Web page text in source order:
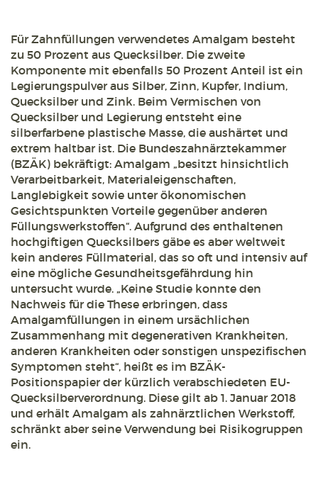
Für Zahnfüllungen verwendetes Amalgam besteht
zu 50 Prozent aus Quecksilber. Die zweite
Komponente mit ebenfalls 50 Prozent Anteil ist ein
Legierungspulver aus Silber, Zinn, Kupfer, Indium,
Quecksilber und Zink. Beim Vermischen von
Quecksilber und Legierung entsteht eine
silberfarbene plastische Masse, die aushärtet und
extrem haltbar ist. Die Bundeszahnärztekammer
(BZÄK) bekräftigt: Amalgam „besitzt hinsichtlich
Verarbeitbarkeit, Materialeigenschaften,
Langlebigkeit sowie unter ökonomischen
Gesichtspunkten Vorteile gegenüber anderen
Füllungswerkstoffen“. Aufgrund des enthaltenen
hochgiftigen Quecksilbers gäbe es aber weltweit
kein anderes Füllmaterial, das so oft und intensiv auf
eine mögliche Gesundheitsgefährdung hin
untersucht wurde. „Keine Studie konnte den
Nachweis für die These erbringen, dass
Amalgamfüllungen in einem ursächlichen
Zusammenhang mit degenerativen Krankheiten,
anderen Krankheiten oder sonstigen unspezifischen
Symptomen steht“, heißt es im BZÄK-
Positionspapier der kürzlich verabschiedeten EU-
Quecksilberverordnung. Diese gilt ab 1. Januar 2018
und erhält Amalgam als zahnärztlichen Werkstoff,
schränkt aber seine Verwendung bei Risikogruppen
ein.